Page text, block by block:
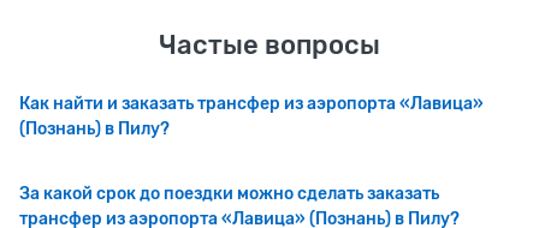
Частые вопросы
Как найти и заказать трансфер из аэропорта «Лавица»
(Познань) в Пилу?
За какой срок до поездки можно сделать заказать
трансфер из аэропорта «Лавица» (Познань) в Пилу?